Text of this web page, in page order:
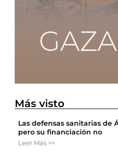
Más visto
Las defensas sanitarias de
pero su financiación no
Leer Más >>